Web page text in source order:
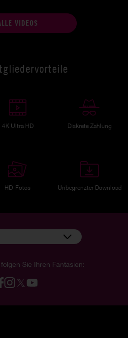
VIDEOS
4K Ultra HD Diskrete Zahlung
HD-Fotos Unbegrenzter Download
Sie Ihren Fantasien: